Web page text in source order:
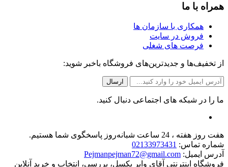
همراه با ما
همکاری با سازمان ها
فروش در سایت
فرصت های شغلی
از تخفیف‌ها و جدیدترین‌های فروشگاه باخبر شوید:
ما را در شبکه های اجتماعی دنبال کنید.
هفت روز هفته ، 24 ساعت شبانه‌روز پاسخگوی شما هستیم.
شماره تماس: 02133973431
آدرس ایمیل: Pejmanpejman72@gmail.com
فروشگاه اینترنتی آقای وایر بکسل، بررسی، انتخاب و خرید آنلاین